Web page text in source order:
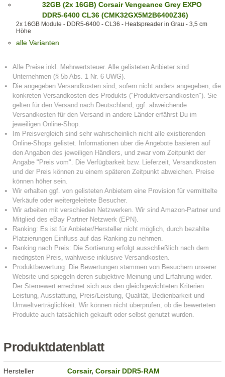
32GB (2x 16GB) Corsair Vengeance Grey EXPO
DDR5-6400 CL36 (CMK32GX5M2B6400Z36)
2x 16GB Module - DDR5-6400 - CL36 - Heatspreader in Grau - 3,5 cm
Höhe
alle Varianten
Produktdatenblatt
Hersteller Corsair,Corsair DDR5-RAM